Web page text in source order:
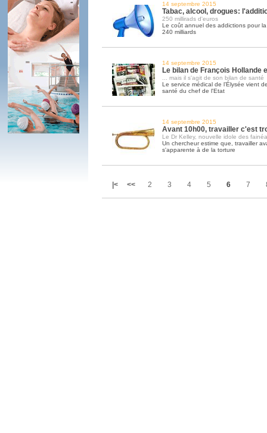
14 septembre 2015
Tabac, alcool, drogues:
250 millirads d'euros
Le coût annuel des addictions pour
240 milliards
14 septembre 2015
Le bilan de François Hollande
... mais il s'agit de son bilan de santé
Le service médical de l’Élysée vient
santé du chef de l'Etat
14 septembre 2015
Avant 10h00, travailler c'est
Le Dr Kelley, nouvelle idole des
Un chercheur estime que, travailler
s'apparente à de la torture
|< << 2 3 4 5 6 7